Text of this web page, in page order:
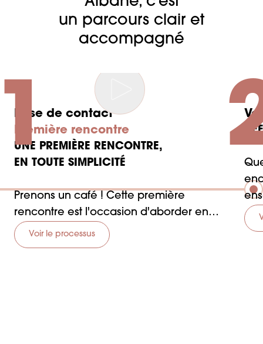
un parcours clair et
accompagné
Prise de contact
Première rencontre
UNE PREMIÈRE RENCONTRE,
EN TOUTE SIMPLICITÉ
Prenons un café ! Cette première
rencontre est l'occasion d'aborder en
toute transparence vos envies et votre
vision.
Voir le processus
qui